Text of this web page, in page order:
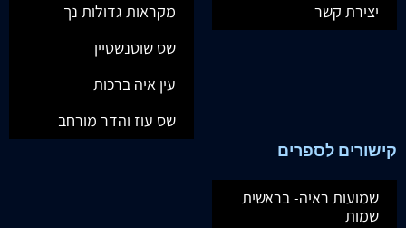
יצירת קשר
מקראות גדולות נך
שס שוטנשטיין
עין איה ברכות
שס עוז והדר מורחב
קישורים לספרים
שמועות ראיה- בראשית
שמות